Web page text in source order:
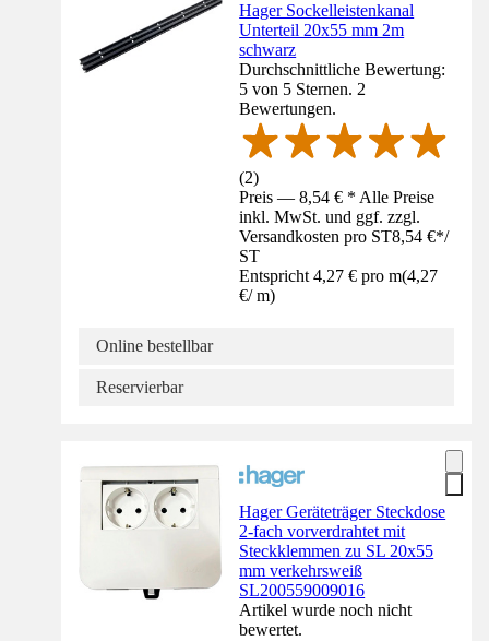
Hager Sockelleistenkanal
Unterteil 20x55 mm 2m
schwarz
Durchschnittliche Bewertung:
5 von 5 Sternen. 2
Bewertungen.
(2)
Preis — 8,54 € * Alle Preise
inkl. MwSt. und ggf. zzgl.
Versandkosten pro ST8,54 €*/
ST
Entspricht 4,27 € pro m(4,27
€/ m)
Online bestellbar
Reservierbar
Hager Geräteträger Steckdose
2-fach vorverdrahtet mit
Steckklemmen zu SL 20x55
mm verkehrsweiß
SL200559009016
Artikel wurde noch nicht
bewertet.